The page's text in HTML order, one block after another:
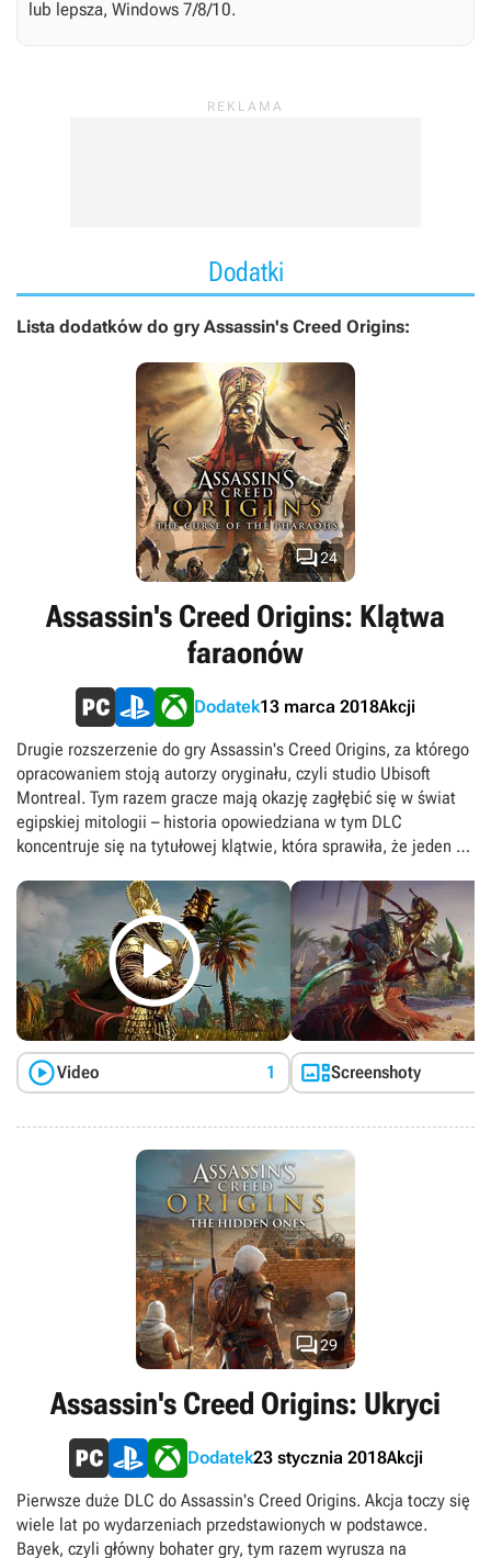
lub lepsza, Windows 7/8/10.
Dodatki
Lista dodatków do gry Assassin's Creed Origins:
24
Assassin's Creed Origins: Klątwa
faraonów
Dodatek13 marca 2018Akcji
Drugie rozszerzenie do gry Assassin's Creed Origins, za którego
opracowaniem stoją autorzy oryginału, czyli studio Ubisoft
Montreal. Tym razem gracze mają okazję zagłębić się w świat
egipskiej mitologii – historia opowiedziana w tym DLC
koncentruje się na tytułowej klątwie, która sprawiła, że jeden z
światło dzienne zaczęły wychodzić legendarne bestie. W
Assassin's Creed Origins: The Curse of the Pharaohs autorzy nie
tylko ponownie podnoszą limit doświadczenia zdobywanego
przez Bayeka, lecz także pozwalają mu na nabycie zupełnie
nowych umiejętności. Add-on wprowadza również kolejny
fragment terenu wypełnionego zadaniami fabularnymi oraz
rozmaitymi aktywnościami pobocznymi.

Video 1 Screenshoty
29
Assassin's Creed Origins: Ukryci
Dodatek23 stycznia 2018Akcji
Pierwsze duże DLC do Assassin's Creed Origins. Akcja toczy się
wiele lat po wydarzeniach przedstawionych w podstawce.
Bayek, czyli główny bohater gry, tym razem wyrusza na